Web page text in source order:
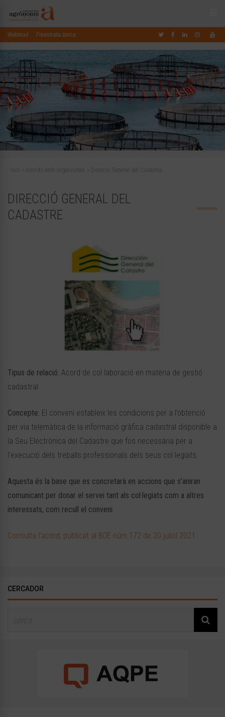
Webmail Finestreta única
Inici Acords amb organismes Direcció General del Cadastre
DIRECCIÓ GENERAL DEL
CADASTRE
Tipus de relació: Acord de col·laboració en matèria de gestió
cadastral
Concepte: El conveni estableix les condicions per a l’obtenció
per via telemàtica de la informació gràfica cadastral disponible a
la Seu Electrònica del Cadastre que fos necessària per a
l’execució dels treballs professionals dels seus col·legiats.
Aquesta és la base que es concretarà en accions que s’aniran
comunicant per donar el servei tant als col·legiats com a altres
interessats, com recull el conveni.
Consulta l’acord, publicat al BOE núm.172 de 20 juliol 2021
CERCADOR